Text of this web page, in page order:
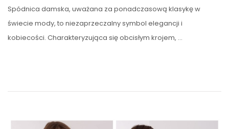
Spódnica damska, uważana za ponadczasową klasykę w
świecie mody, to niezaprzeczalny symbol elegancji i
kobiecości. Charakteryzująca się obcisłym krojem, …